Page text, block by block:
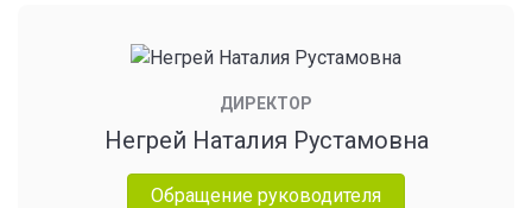
ДИРЕКТОР
Негрей Наталия Рустамовна
Обращение руководителя